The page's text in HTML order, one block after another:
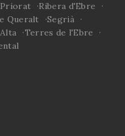
Priorat
Ribera d'Ebre
Queralt
Segrià
Terres de l'Ebre